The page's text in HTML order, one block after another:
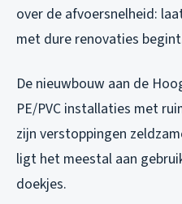
over de afvoersnelheid:
met dure renovaties
De nieuwbouw aan de
PE/PVC installaties met
zijn verstoppingen
ligt het meestal aan
doekjes.